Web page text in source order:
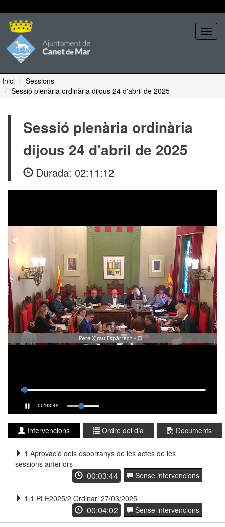
Inici
Sessions
Sessió plenària ordinària dijous 24 d'abril de 2025
Sessió plenària ordinària
dijous 24 d'abril de 2025
Durada: 02:11:12
00:03:49
Intervencions Ordre del dia Documents
1 Aprovació dels esborranys de les actes de les
sessions anteriors
00:03:44 Sense intervencions
1.1 PLE2025/2 Ordinari 27/03/2025
00:04:02 Sense intervencions